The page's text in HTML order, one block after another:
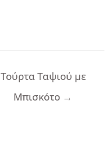
Τούρτα Ταψιού με
Μπισκότο →